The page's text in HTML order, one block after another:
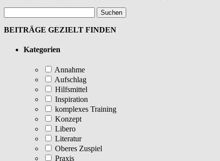
BEITRÄGE GEZIELT FINDEN
Kategorien
Annahme
Aufschlag
Hilfsmittel
Inspiration
komplexes Training
Konzept
Libero
Literatur
Oberes Zuspiel
Praxis